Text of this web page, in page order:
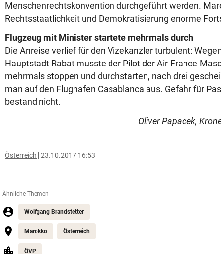
Menschenrechtskonvention durchgeführt werden.
Rechtsstaatlichkeit und Demokratisierung enorme
Flugzeug mit Minister startete mehrmals durch
Die Anreise verlief für den Vizekanzler turbulent:
Hauptstadt Rabat musste der Pilot der Air-France-
mehrmals stoppen und durchstarten, nach drei
man auf den Flughafen Casablanca aus. Gefahr für
bestand nicht.
Oliver Papacek,
Österreich 23.10.2017 16:53
Ähnliche Themen
Wolfgang Brandstetter
Marokko Österreich
ÖVP